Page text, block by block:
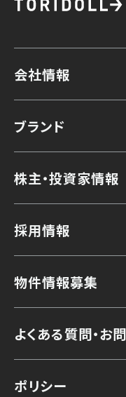
会社情報
ブランド
株主・投資家情報
採用情報
物件情報募集
よくある質問・お
ポリシー